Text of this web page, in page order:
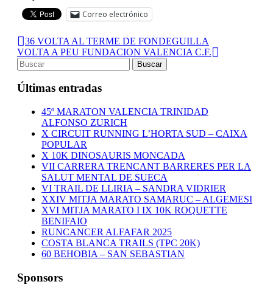
Correo electrónico
36 VOLTA AL TERME DE FONDEGUILLA
VOLTA A PEU FUNDACION VALENCIA C.F.
Últimas entradas
45º MARATON VALENCIA TRINIDAD
ALFONSO ZURICH
X CIRCUIT RUNNING L’HORTA SUD – CAIXA
POPULAR
X 10K DINOSAURIS MONCADA
VII CARRERA TRENCANT BARRERES PER LA
SALUT MENTAL DE SUECA
VI TRAIL DE LLIRIA – SANDRA VIDRIER
XXIV MITJA MARATO SAMARUC – ALGEMESI
XVI MITJA MARATO I IX 10K ROQUETTE
BENIFAIO
RUNCANCER ALFAFAR 2025
COSTA BLANCA TRAILS (TPC 20K)
60 BEHOBIA – SAN SEBASTIAN
Sponsors